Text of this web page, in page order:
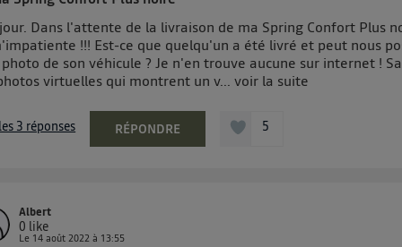
Dans l'attente de la livraison de ma Spring Confort Plus
!!! Est-ce que quelqu'un a été livré et peut nous
de son véhicule ? Je n'en trouve aucune sur internet !
virtuelles qui montrent un v...voir la suite
3 réponses RÉPONDRE 5
Albert
0 like
Le 14 août 2022 à 13:55
pouvez à tout moment retirer ce consentement surle portail
") ou via la page « gérer Utiq » en bas de ce site.
veuillez consulter la Politique d'information sur les
personnelles d'Utiq